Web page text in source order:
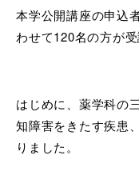
本学公開講座の申込
わせて120名の方が受
はじめに、薬学科の
知障害をきたす疾患
りました。